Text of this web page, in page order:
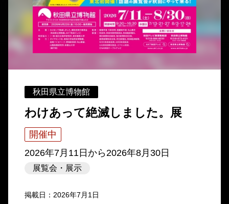
秋田県立博物館
わけあって絶滅しました。展
開催中
2026年7月11日 から2026年8月30日
展覧会・展示
掲載日：2026年7月1日